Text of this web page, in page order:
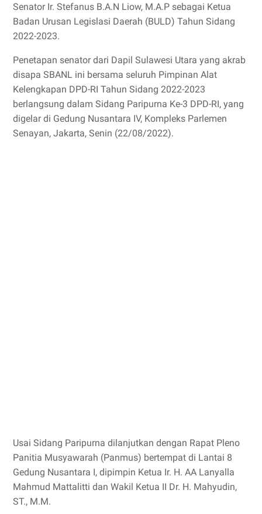
Senator Ir. Stefanus B.A.N Liow, M.A.P sebagai Ketua
Badan Urusan Legislasi Daerah (BULD) Tahun Sidang
2022-2023.
Penetapan senator dari Dapil Sulawesi Utara yang akrab
disapa SBANL ini bersama seluruh Pimpinan Alat
Kelengkapan DPD-RI Tahun Sidang 2022-2023
berlangsung dalam Sidang Paripurna Ke-3 DPD-RI, yang
digelar di Gedung Nusantara IV, Kompleks Parlemen
Senayan, Jakarta, Senin (22/08/2022).
Usai Sidang Paripurna dilanjutkan dengan Rapat Pleno
Panitia Musyawarah (Panmus) bertempat di Lantai 8
Gedung Nusantara I, dipimpin Ketua Ir. H. AA Lanyalla
Mahmud Mattalitti dan Wakil Ketua II Dr. H. Mahyudin,
ST., M.M.